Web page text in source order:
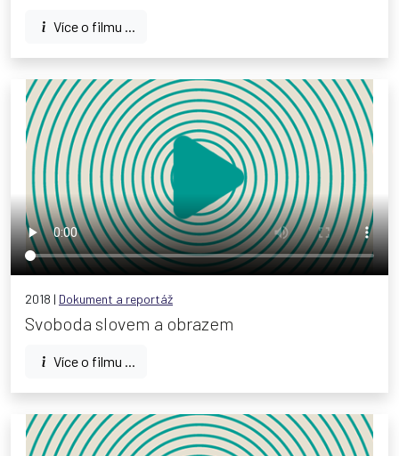
Více o filmu ...
2018 | Dokument a reportáž
Svoboda slovem a obrazem
Více o filmu ...